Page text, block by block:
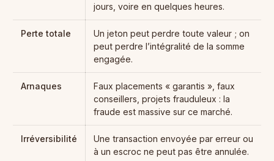
jours, voire en quelques heures.
Perte totale
Un jeton peut perdre toute valeur ; on
peut perdre l’intégralité de la somme
engagée.
Arnaques
Faux placements « garantis », faux
conseillers, projets frauduleux : la
fraude est massive sur ce marché.
Irréversibilité
Une transaction envoyée par erreur ou
à un escroc ne peut pas être annulée.